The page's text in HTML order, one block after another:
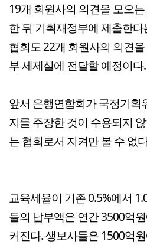
19개 회원사의 의견을 모으
한 뒤 기획재정부에 제출한
협회도 22개 회원사의 의견
부 세제실에 전달할 예정이다.
앞서 은행연합회가 국정기획
지를 주장한 것이 수용되지
는 협회로서 지켜만 볼 수 없
교육세율이 기존 0.5%에서
들의 납부액은 연간 3500억
커진다. 생보사들은 1500억